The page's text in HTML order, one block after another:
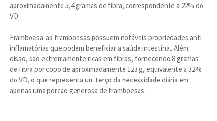
aproximadamente 5,4 gramas de fibra, correspondente a 22% do
VD.
Framboesa: as framboesas possuem notáveis propriedades anti-
inflamatórias que podem beneficiar a saúde intestinal. Além
disso, são extremamente ricas em fibras, fornecendo 8 gramas
de fibra por copo de aproximadamente 123 g, equivalente a 32%
do VD, o que representa um terço da necessidade diária em
apenas uma porção generosa de framboesas.